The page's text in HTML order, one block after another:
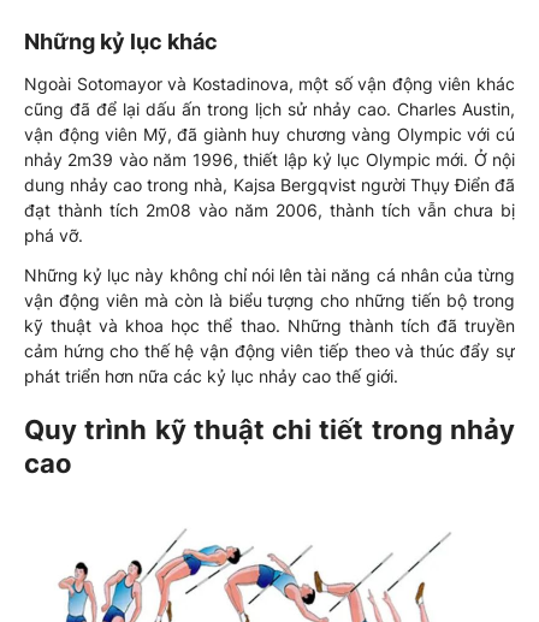
Những kỷ lục khác
Ngoài Sotomayor và Kostadinova, một số vận động viên khác
cũng đã để lại dấu ấn trong lịch sử nhảy cao. Charles Austin,
vận động viên Mỹ, đã giành huy chương vàng Olympic với cú
nhảy 2m39 vào năm 1996, thiết lập kỷ lục Olympic mới. Ở nội
dung nhảy cao trong nhà, Kajsa Bergqvist người Thụy Điển đã
đạt thành tích 2m08 vào năm 2006, thành tích vẫn chưa bị
phá vỡ.
Những kỷ lục này không chỉ nói lên tài năng cá nhân của từng
vận động viên mà còn là biểu tượng cho những tiến bộ trong
kỹ thuật và khoa học thể thao. Những thành tích đã truyền
cảm hứng cho thế hệ vận động viên tiếp theo và thúc đẩy sự
phát triển hơn nữa các kỷ lục nhảy cao thế giới.
Quy trình kỹ thuật chi tiết trong nhảy
cao